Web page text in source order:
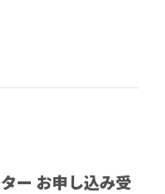
ー お申し込み受